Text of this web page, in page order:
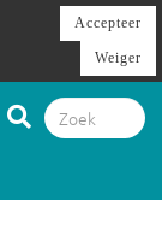
Accepteer
Weiger